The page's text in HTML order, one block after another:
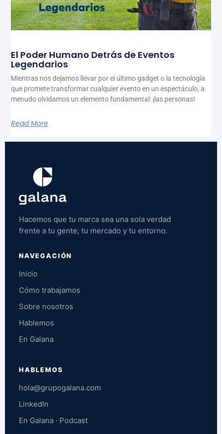
El Poder Humano Detrás de Eventos
Legendarios
Mientras nos dejamos llevar por el último gadget o la tecnología
que promete transformar cualquier evento en un espectáculo, a
menudo olvidamos un elemento fundamental: ¡las personas!
Read More
Hacemos que tu marca sea una sola verdad
frente a tu gente, tu mercado y tu entorno.
NAVEGACIÓN
Inicio
Cómo trabajamos
Sobre nosotros
Hablemos
En Galana
HABLEMOS
hola@grupogalana.com
LinkedIn
En Galana · Podcast